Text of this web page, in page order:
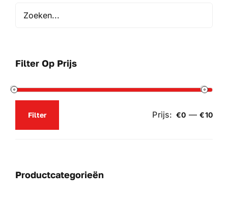
productpagina
Filter Op Prijs
Min.
Max.
Filter Prijs: €0 —€10
Productcategorieën